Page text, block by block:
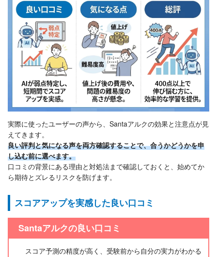
実際に使ったユーザーの声から、Santaアルクの効果と注意点が見
えてきます。
良い評判と気になる声を両方確認することで、合うかどうかを申
し込む前に選べます。
口コミの背景にある理由と対処法まで確認しておくと、始めてか
ら期待とズレるリスクを防げます。
スコアアップを実感した良い口コミ
Santaアルクの良い口コミ
スコア予測の精度が高く、受験前から自分の実力がわかる